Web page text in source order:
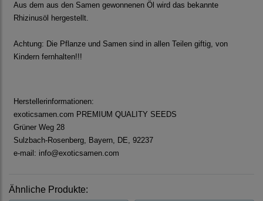
Aus dem aus den Samen gewonnenen Öl wird das bekannte
Rhizinusöl hergestellt.
Achtung: Die Pflanze und Samen sind in allen Teilen giftig, von
Kindern fernhalten!!!
Herstellerinformationen:
exoticsamen.com PREMIUM QUALITY SEEDS
Grüner Weg 28
Sulzbach-Rosenberg, Bayern, DE, 92237
e-mail: info@exoticsamen.com
Ähnliche Produkte: